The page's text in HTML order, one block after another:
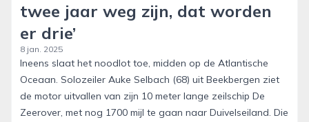
twee jaar weg zijn, dat worden
er drie’
8 jan. 2025
Ineens slaat het noodlot toe, midden op de Atlantische
Oceaan. Solozeiler Auke Selbach (68) uit Beekbergen ziet
de motor uitvallen van zijn 10 meter lange zeilschip De
Zeerover, met nog 1700 mijl te gaan naar Duivelseiland. Die